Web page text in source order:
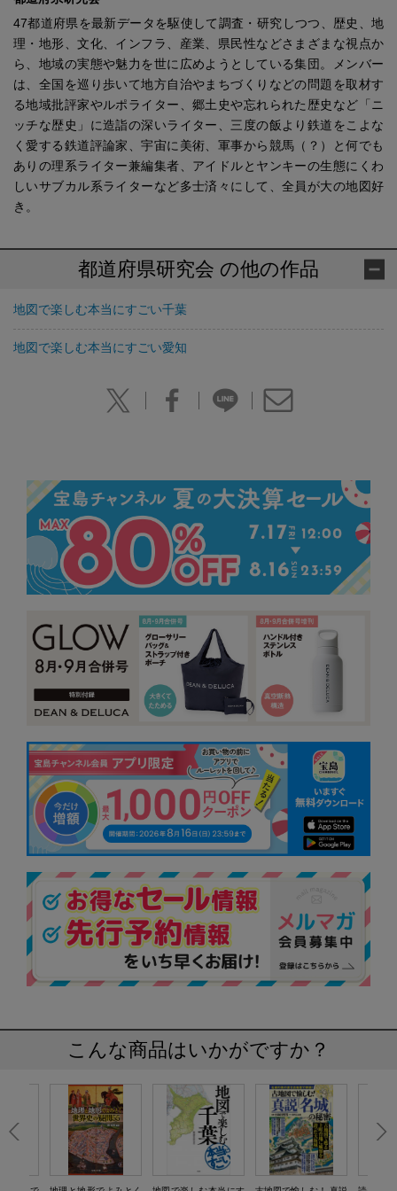
47都道府県を最新データを駆使して調査・研究しつつ、歴史、地
理・地形、文化、インフラ、産業、県民性などさまざまな視点か
ら、地域の実態や魅力を世に広めようとしている集団。メンバー
は、全国を巡り歩いて地方自治やまちづくりなどの問題を取材す
る地域批評家やルポライター、郷土史や忘れられた歴史など「ニ
ッチな歴史」に造詣の深いライター、三度の飯より鉄道をこよな
く愛する鉄道評論家、宇宙に美術、軍事から競馬（？）と何でも
ありの理系ライター兼編集者、アイドルとヤンキーの生態にくわ
しいサブカル系ライターなど多士済々にして、全員が大の地図好
き。
都道府県研究会 の他の作品
地図で楽しむ本当にすごい千葉
地図で楽しむ本当にすごい愛知
こんな商品はいかがですか？